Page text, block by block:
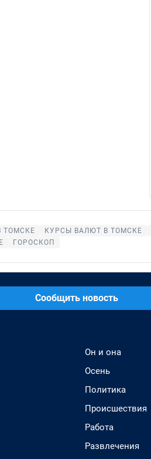
ТОМСКЕ КУРСЫ ВАЛЮТ В ТОМСКЕ
ГОРОСКОП
Сообщить новость
Он и она
Осень
Политика
Происшествия
Работа
Развлечения